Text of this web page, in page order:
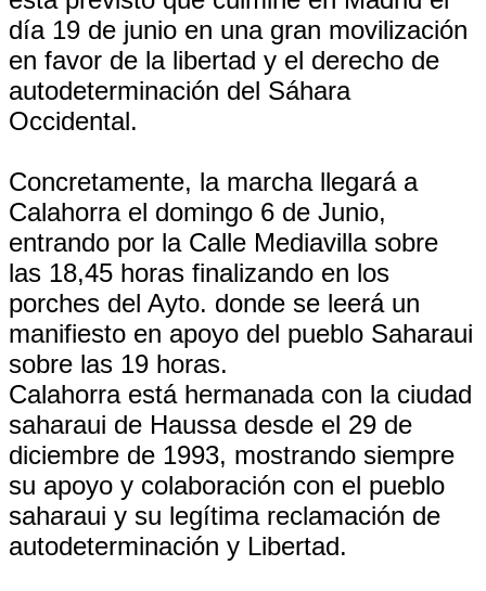
día 19 de junio en una gran movilización
en favor de la libertad y el derecho de
autodeterminación del Sáhara
Occidental.
Concretamente, la marcha llegará a
Calahorra el domingo 6 de Junio,
entrando por la Calle Mediavilla sobre
las 18,45 horas finalizando en los
porches del Ayto. donde se leerá un
manifiesto en apoyo del pueblo Saharaui
sobre las 19 horas.
Calahorra está hermanada con la ciudad
saharaui de Haussa desde el 29 de
diciembre de 1993, mostrando siempre
su apoyo y colaboración con el pueblo
saharaui y su legítima reclamación de
autodeterminación y Libertad.